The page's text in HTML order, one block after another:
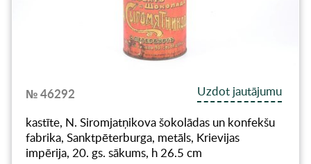
№ 46292
Uzdot jautājumu
kastīte, N. Siromjatņikova šokolādas un konfekšu
fabrika, Sanktpēterburga, metāls, Krievijas
impērija, 20. gs. sākums, h 26.5 cm